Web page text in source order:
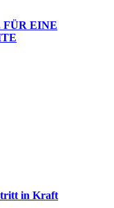
FÜR EINE
tritt in Kraft